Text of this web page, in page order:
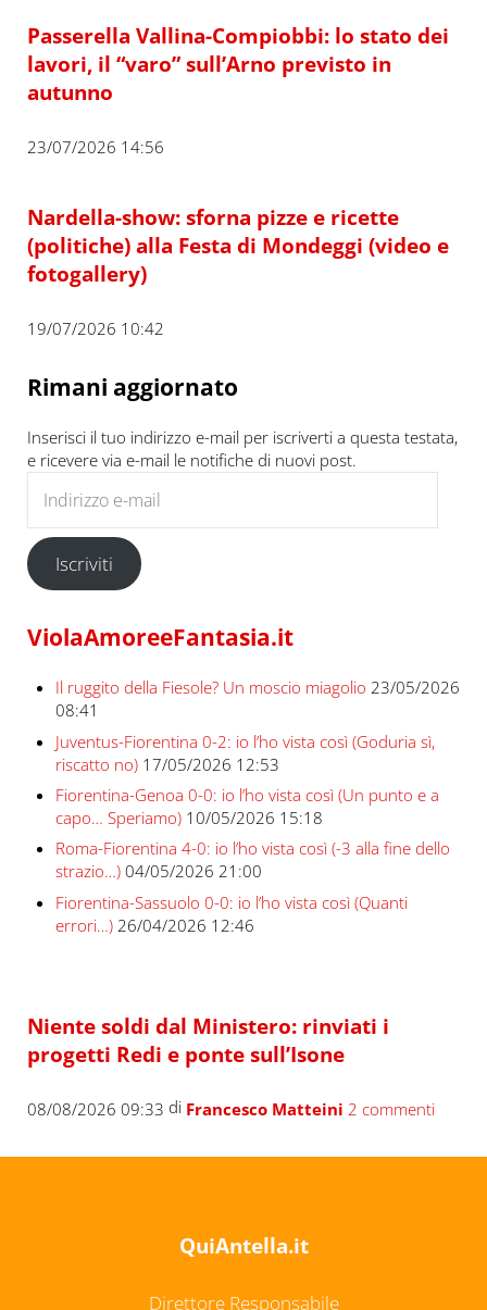
Passerella Vallina-Compiobbi: lo stato dei
lavori, il “varo” sull’Arno previsto in
autunno
23/07/2026 14:56
Nardella-show: sforna pizze e ricette
(politiche) alla Festa di Mondeggi (video e
fotogallery)
19/07/2026 10:42
Rimani aggiornato
Inserisci il tuo indirizzo e-mail per iscriverti a questa testata,
e ricevere via e-mail le notifiche di nuovi post.
Iscriviti
ViolaAmoreeFantasia.it
Il ruggito della Fiesole? Un moscio miagolio 23/05/2026
08:41
Juventus-Fiorentina 0-2: io l’ho vista così (Goduria sì,
riscatto no) 17/05/2026 12:53
Fiorentina-Genoa 0-0: io l’ho vista così (Un punto e a
capo… Speriamo) 10/05/2026 15:18
Roma-Fiorentina 4-0: io l’ho vista così (-3 alla fine dello
strazio…) 04/05/2026 21:00
Fiorentina-Sassuolo 0-0: io l’ho vista così (Quanti
errori…) 26/04/2026 12:46
Niente soldi dal Ministero: rinviati i
progetti Redi e ponte sull’Isone
08/08/2026 09:33 di Francesco Matteini 2 commenti
QuiAntella.it
Direttore Responsabile